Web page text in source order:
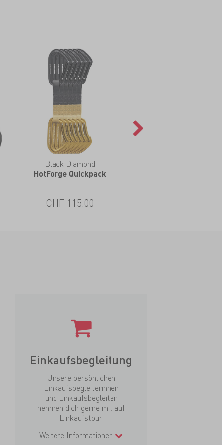
Black Diamond
HotForge Quickpack
CHF 115.00
Einkaufsbegleitung
Unsere persönlichen
Einkaufsbegleiterinnen
und Einkaufsbegleiter
nehmen dich gerne mit auf
Einkaufstour.
Weitere Informationen